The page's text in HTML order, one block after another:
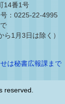
14番1号
：0225-22-4995
ら1月3日は除く）
は秘書広報課まで
reserved.